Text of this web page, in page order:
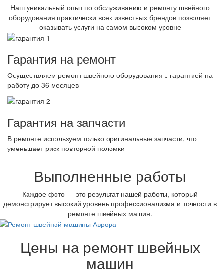
Наш уникальный опыт по обслуживанию и ремонту швейного
оборудования практически всех известных брендов позволяет
оказывать услуги на самом высоком уровне
Гарантия на ремонт
Осуществляем ремонт швейного оборудования с гарантией на
работу до 36 месяцев
Гарантия на запчасти
В ремонте используем только оригинальные запчасти, что
уменьшает риск повторной поломки
Выполненные работы
Каждое фото — это результат нашей работы, который
демонстрирует высокий уровень профессионализма и точности в
ремонте швейных машин.
Цены на ремонт швейных
машин